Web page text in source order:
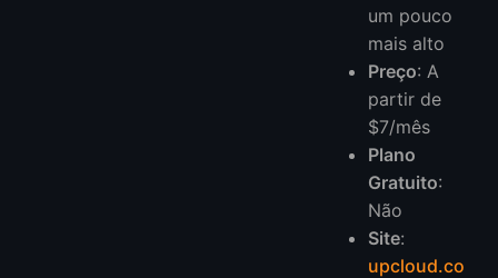
um pouco
mais alto
Preço: A
partir de
$7/mês
Plano
Gratuito:
Não
Site:
upcloud.co